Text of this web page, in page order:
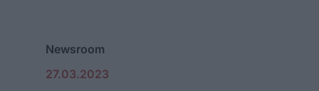
Newsroom
27.03.2023